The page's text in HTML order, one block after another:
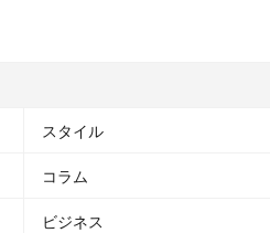
スタイル
コラム
ビジネス